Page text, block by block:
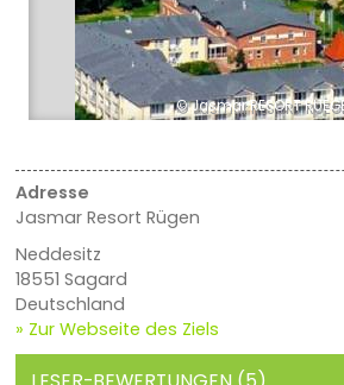
© Jasmar RESORT
Adresse
Jasmar Resort Rügen
Neddesitz
18551 Sagard
Deutschland
» Zur Webseite des Ziels